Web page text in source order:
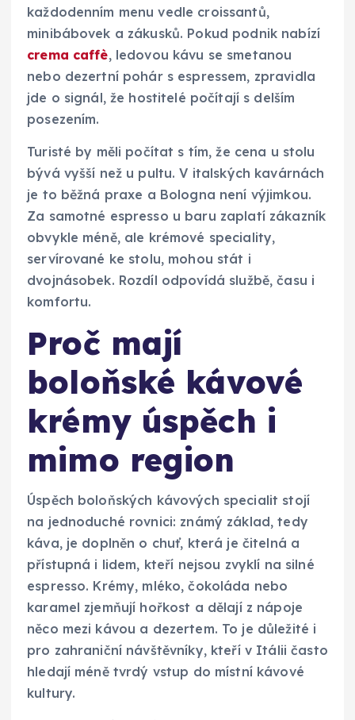
každodenním menu vedle croissantů,
minibábovek a zákusků. Pokud podnik nabízí
crema caffè, ledovou kávu se smetanou
nebo dezertní pohár s espressem, zpravidla
jde o signál, že hostitelé počítají s delším
posezením.
Turisté by měli počítat s tím, že cena u stolu
bývá vyšší než u pultu. V italských kavárnách
je to běžná praxe a Bologna není výjimkou.
Za samotné espresso u baru zaplatí zákazník
obvykle méně, ale krémové speciality,
servírované ke stolu, mohou stát i
dvojnásobek. Rozdíl odpovídá službě, času i
komfortu.
Proč mají
boloňské kávové
krémy úspěch i
mimo region
Úspěch boloňských kávových specialit stojí
na jednoduché rovnici: známý základ, tedy
káva, je doplněn o chuť, která je čitelná a
přístupná i lidem, kteří nejsou zvyklí na silné
espresso. Krémy, mléko, čokoláda nebo
karamel zjemňují hořkost a dělají z nápoje
něco mezi kávou a dezertem. To je důležité i
pro zahraniční návštěvníky, kteří v Itálii často
hledají méně tvrdý vstup do místní kávové
kultury.